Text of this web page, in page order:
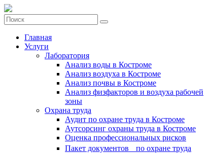
Главная
Услуги
Лаборатория
Анализ воды в Костроме
Анализ воздуха в Костроме
Анализ почвы в Костроме
Анализ физфакторов и воздуха рабочей
зоны
Охрана труда
Аудит по охране труда в Костроме
Аутсорсинг охраны труда в Костроме
Оценка профессиональных рисков
Пакет документов по охране труда